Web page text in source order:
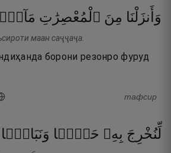
وَأَنزَلْنَا مِنَ ٱلْمُعْصِرَٰتِ مَآءًۭ
маан саҷҷаҷа.
борони резонро фуруд
тафсир
لِّنُخْرِجَ بِهِۦ حَبًّۭا وَنَبَاتًۭا